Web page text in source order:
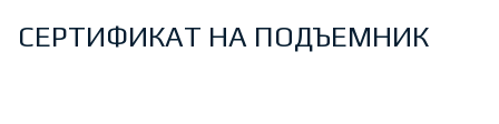
СЕРТИФИКАТ НА ПОДЪЕМНИК